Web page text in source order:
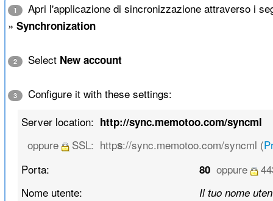
1
Apri l'applicazione di sincronizzazione attraverso i
» Synchronization
2 Select New account
3
Configure it with these settings:
Server location: http://sync.memotoo.com/syncml
oppure SSL: https://sync.memotoo.com/syncml (
Porta:
80 oppure
Nome utente:
Il tuo nome